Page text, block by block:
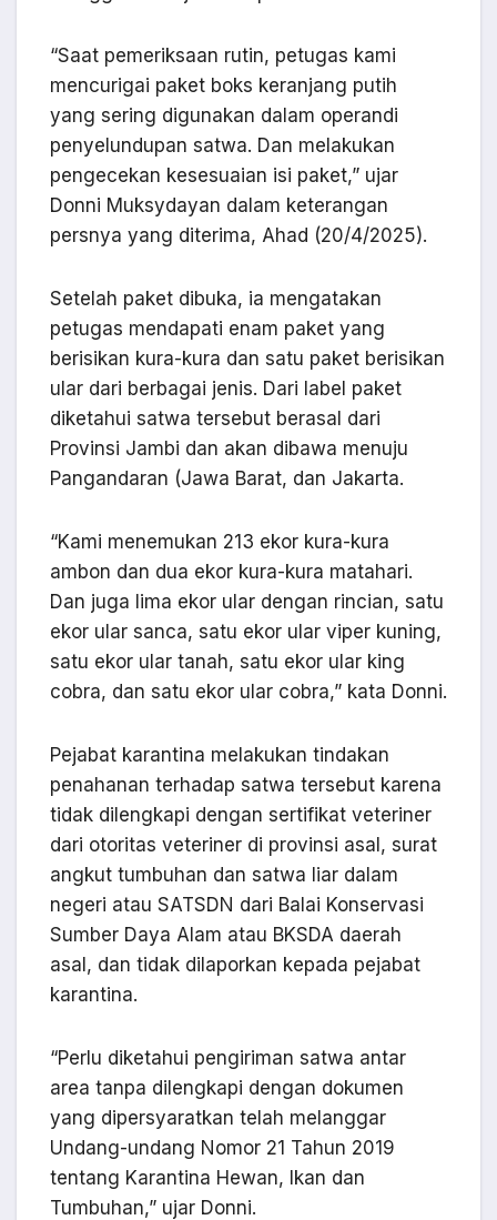
“Saat pemeriksaan rutin, petugas kami
mencurigai paket boks keranjang putih
yang sering digunakan dalam operandi
penyelundupan satwa. Dan melakukan
pengecekan kesesuaian isi paket,” ujar
Donni Muksydayan dalam keterangan
persnya yang diterima, Ahad (20/4/2025).
Setelah paket dibuka, ia mengatakan
petugas mendapati enam paket yang
berisikan kura-kura dan satu paket berisikan
ular dari berbagai jenis. Dari label paket
diketahui satwa tersebut berasal dari
Provinsi Jambi dan akan dibawa menuju
Pangandaran (Jawa Barat, dan Jakarta.
“Kami menemukan 213 ekor kura-kura
ambon dan dua ekor kura-kura matahari.
Dan juga lima ekor ular dengan rincian, satu
ekor ular sanca, satu ekor ular viper kuning,
satu ekor ular tanah, satu ekor ular king
cobra, dan satu ekor ular cobra,” kata Donni.
Pejabat karantina melakukan tindakan
penahanan terhadap satwa tersebut karena
tidak dilengkapi dengan sertifikat veteriner
dari otoritas veteriner di provinsi asal, surat
angkut tumbuhan dan satwa liar dalam
negeri atau SATSDN dari Balai Konservasi
Sumber Daya Alam atau BKSDA daerah
asal, dan tidak dilaporkan kepada pejabat
karantina.
“Perlu diketahui pengiriman satwa antar
area tanpa dilengkapi dengan dokumen
yang dipersyaratkan telah melanggar
Undang-undang Nomor 21 Tahun 2019
tentang Karantina Hewan, Ikan dan
Tumbuhan,” ujar Donni.